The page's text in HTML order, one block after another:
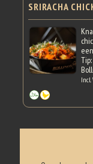
SRIRACHA